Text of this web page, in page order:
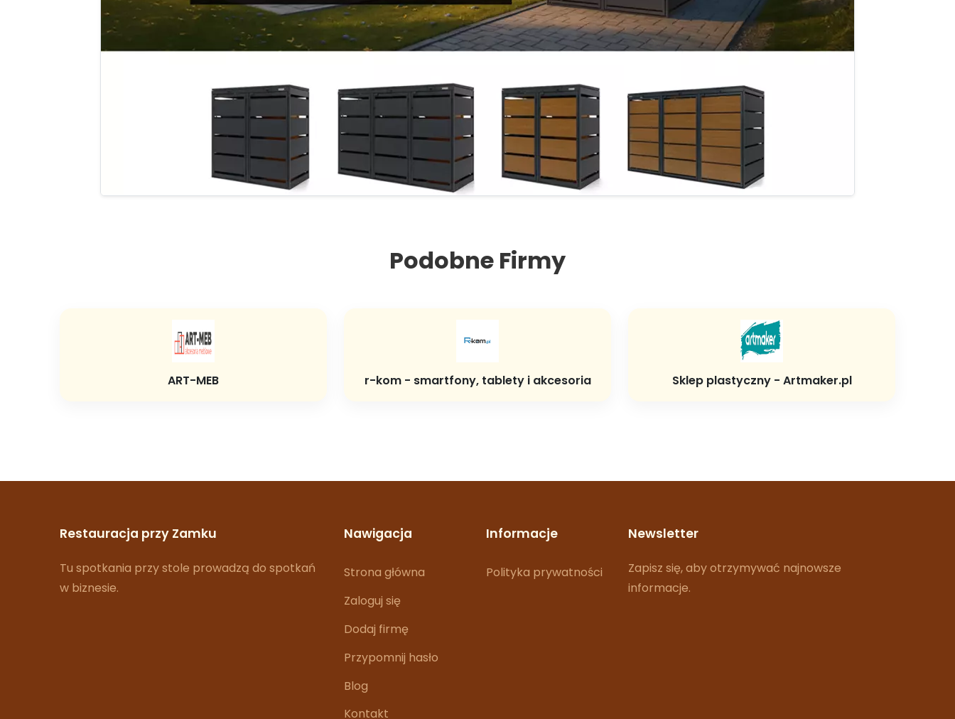
Podobne Firmy
ART-MEB r-kom - smartfony, tablety i akcesoria Sklep plastyczny - Artmaker.pl
Restauracja przy Zamku
Tu spotkania przy stole prowadzą do spotkań
w biznesie.
Nawigacja
Strona główna
Zaloguj się
Dodaj firmę
Przypomnij hasło
Blog
Kontakt
Informacje
Polityka prywatności
Newsletter
Zapisz się, aby otrzymywać najnowsze
informacje.